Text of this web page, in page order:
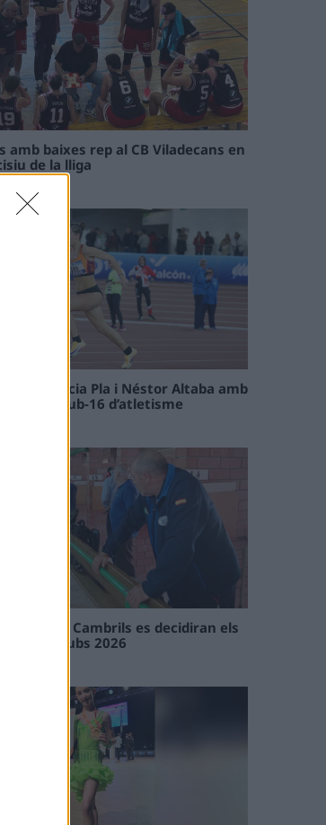
amb baixes rep al CB Viladecans en
de la lliga
Patrícia Pla i Néstor Altaba amb
catalana sub-16 d’atletisme
de Flix i Cambrils es decidiran els
l’Interclubs 2026